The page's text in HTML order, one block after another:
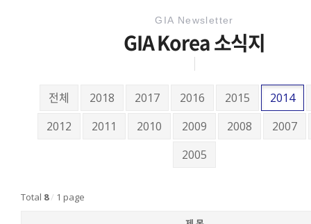
GIA Newsletter
GIA Korea 소식지
전체 2018 2017 2016 2015
2014
2012
2011 2010 2009 2008
2007
2005
Total 8 / 1 page